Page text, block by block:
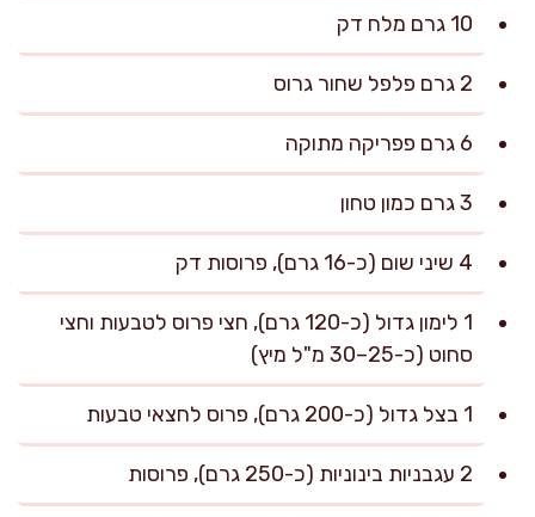
10 גרם מלח דק
2 גרם פלפל שחור גרוס
6 גרם פפריקה מתוקה
3 גרם כמון טחון
4 שיני שום (כ-16 גרם), פרוסות דק
1 לימון גדול (כ-120 גרם), חצי פרוס לטבעות וחצי
סחוט (כ-25–30 מ"ל מיץ)
1 בצל גדול (כ-200 גרם), פרוס לחצאי טבעות
2 עגבניות בינוניות (כ-250 גרם), פרוסות